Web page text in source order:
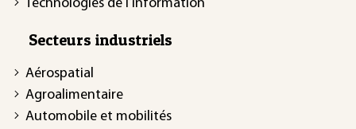
Technologies de l'information
Secteurs industriels
Aérospatial
Agroalimentaire
Automobile et mobilités